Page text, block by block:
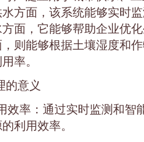
方面，该系统能够实时
面，它能够帮助企业优
则能够根据土壤湿度和
率。
的意义
效率：通过实时监测和智
利用效率。